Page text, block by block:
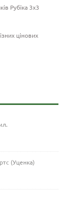
Рубіка 3х3
цінових
(Уценка)